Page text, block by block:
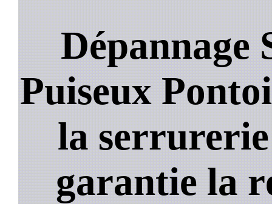
Dépannage
Puiseux
la serrurerie
garantie la